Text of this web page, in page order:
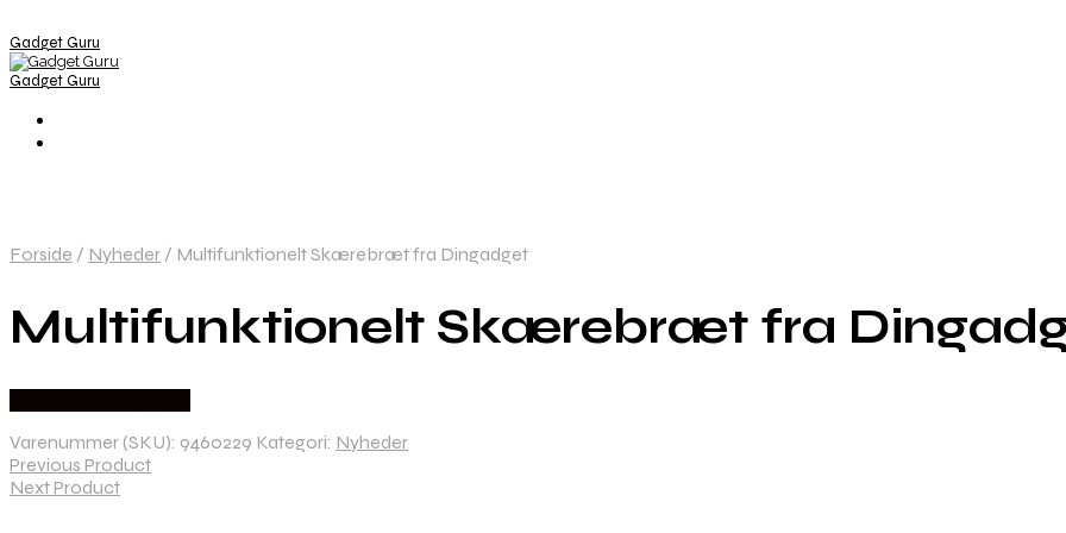
Gadget Guru
Gadget Guru
Forside / Nyheder / Multifunktionelt Skærebræt fra Dingadget
Multifunktionelt Skærebræt fra
Varenummer (SKU): 9460229 Kategori: Nyheder
Previous Product
Next Product